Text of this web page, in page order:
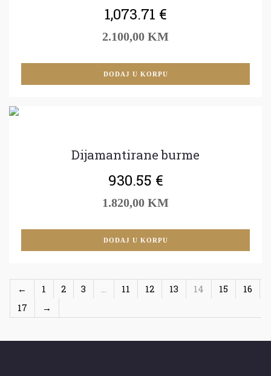
1,073.71 €
2.100,00 KM
DODAJ U KORPU
Dijamantirane burme
930.55 €
1.820,00 KM
DODAJ U KORPU
← 1 2 3 11 12 13 14 15
16
17
→